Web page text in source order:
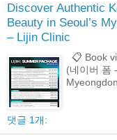
Discover Authentic
Beauty in Seoul’s
– Lijin Clinic
📋 Book
(네이버 폼
댓글 1개: